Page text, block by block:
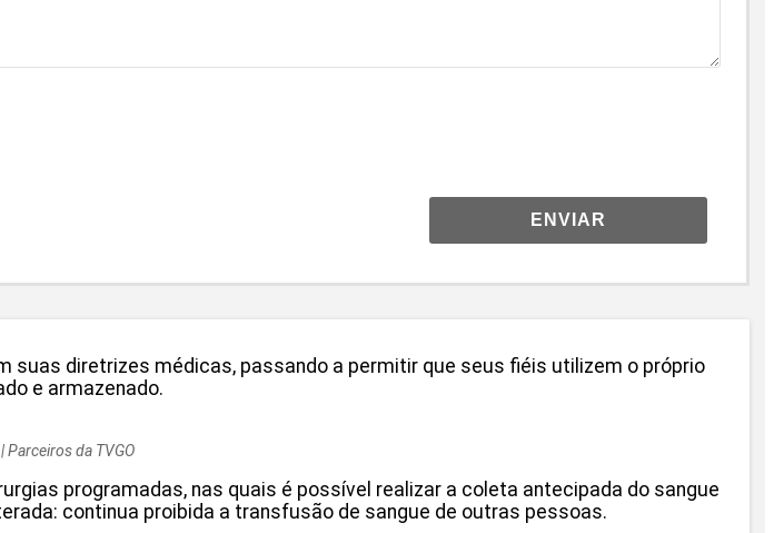
ENVIAR
suas diretrizes médicas, passando a permitir que seus fiéis utilizem o próprio
e armazenado.
Parceiros da TVGO
programadas, nas quais é possível realizar a coleta antecipada do sangue
continua proibida a transfusão de sangue de outras pessoas.